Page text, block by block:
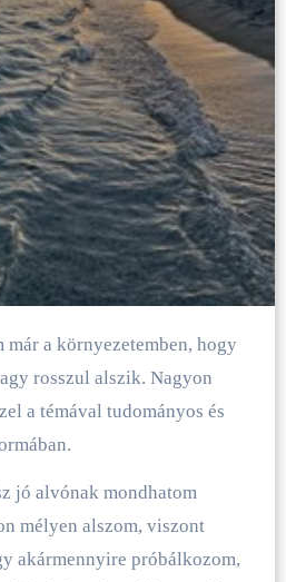
rosszul alszik. Nagyon
a témával tudományos és
jó alvónak mondhatom
mélyen alszom, viszont
akármennyire próbálkozom,